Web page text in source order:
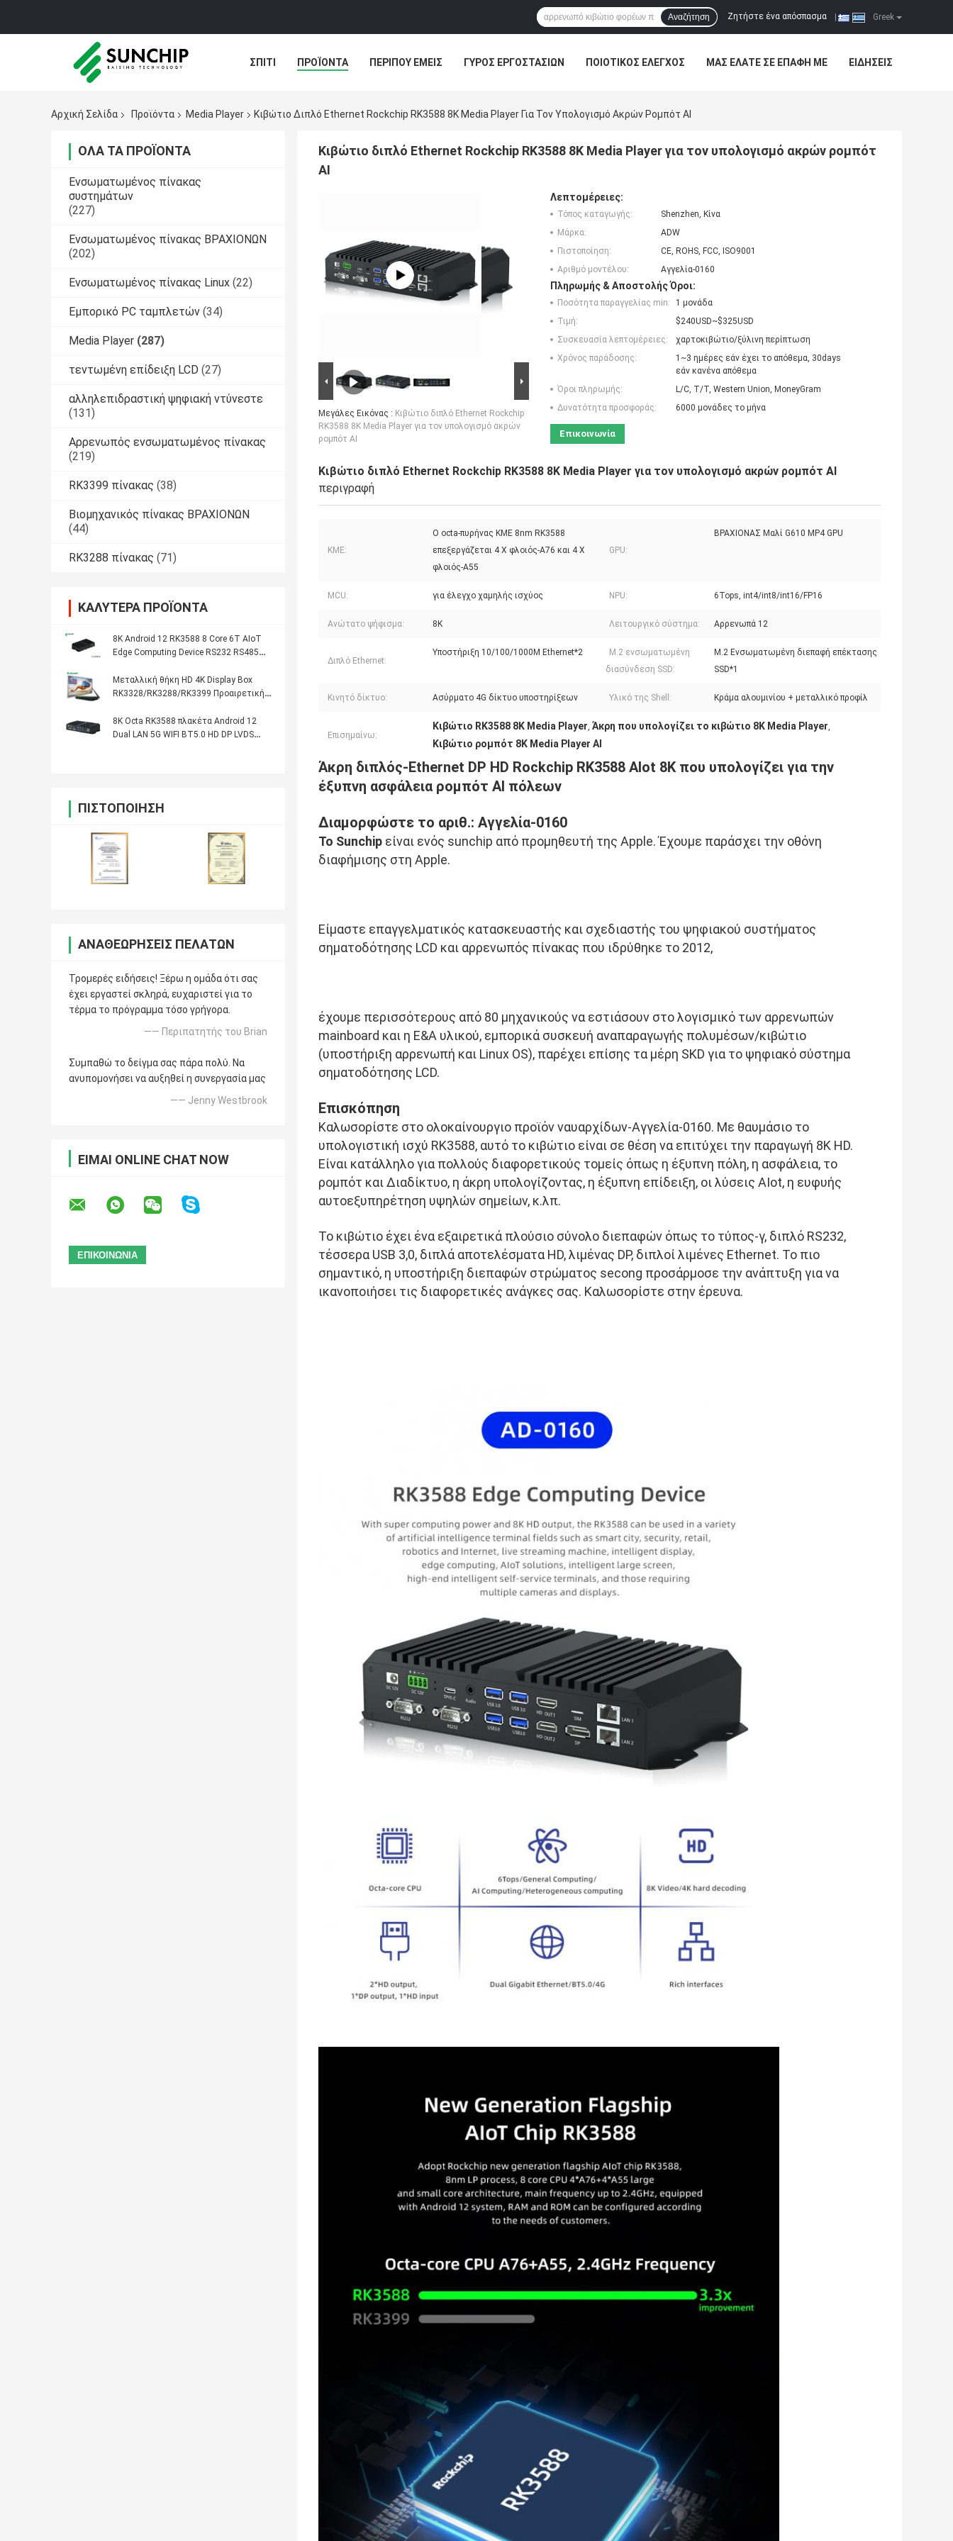
Greek
Ζητήστε ένα απόσπασμα
Αναζήτηση
ΣΠΊΤΙ ΠΡΟΪΌΝΤΑ ΠΕΡΊΠΟΥ ΕΜΕΊΣ ΓΎΡΟΣ ΕΡΓΟΣΤΑΣΊΩΝ ΠΟΙΟΤΙΚΌΣ ΈΛΕΓΧΟΣ ΜΑΣ ΕΛΆΤΕ ΣΕ ΕΠΑΦΉ ΜΕ ΕΙΔΉΣΕΙΣ
Αρχική Σελίδα
Προϊόντα Media Player Κιβώτιο Διπλό Ethernet Rockchip RK3588 8K Media Player Για Τον Υπολογισμό Ακρών Ρομπότ AI
ΌΛΑ ΤΑ ΠΡΟΪΌΝΤΑ
Ενσωματωμένος πίνακας
συστημάτων
(227)
Ενσωματωμένος πίνακας ΒΡΑΧΙΟΝΩΝ
(202)
Ενσωματωμένος πίνακας Linux (22)
Εμπορικό PC ταμπλετών (34)
Media Player (287)
τεντωμένη επίδειξη LCD (27)
αλληλεπιδραστική ψηφιακή ντύνεστε
(131)
Αρρενωπός ενσωματωμένος πίνακας
(219)
RK3399 πίνακας (38)
Βιομηχανικός πίνακας ΒΡΑΧΙΟΝΩΝ
(44)
RK3288 πίνακας (71)
ΚΑΛΎΤΕΡΑ ΠΡΟΪΌΝΤΑ
8K Android 12 RK3588 8 Core 6T AIoT
Edge Computing Device RS232 RS485
Μεταλλική θήκη HD 4K Display Box
RK3328/RK3288/RK3399 Προαιρετική
8K Octa RK3588 πλακέτα Android 12
Dual LAN 5G WIFI BT5.0 HD DP LVDS
ΠΙΣΤΟΠΟΊΗΣΗ
ΑΝΑΘΕΩΡΉΣΕΙΣ ΠΕΛΑΤΏΝ
Τρομερές ειδήσεις! Ξέρω η ομάδα ότι σας
έχει εργαστεί σκληρά, ευχαριστεί για το
τέρμα το πρόγραμμα τόσο γρήγορα.
—— Περιπατητής του Brian
Συμπαθώ το δείγμα σας πάρα πολύ. Να
ανυπομονήσει να αυξηθεί η συνεργασία μας
—— Jenny Westbrook
ΕΊΜΑΙ ONLINE CHAT NOW
Κιβώτιο διπλό Ethernet Rockchip RK3588 8K Media Player για τον υπολογισμό ακρών ρομπότ
AI
Μεγάλες Εικόνας : Κιβώτιο διπλό Ethernet Rockchip
RK3588 8K Media Player για τον υπολογισμό ακρών
ρομπότ AI
Λεπτομέρειες:
Τόπος καταγωγής:
Shenzhen, Κίνα
Μάρκα:
ADW
Πιστοποίηση:
CE, ROHS, FCC, ISO9001
Αριθμό μοντέλου:
Αγγελία-0160
Πληρωμής & Αποστολής Όροι:
Ποσότητα παραγγελίας min:
1 μονάδα
Τιμή:
$240USD~$325USD
Συσκευασία λεπτομέρειες:
χαρτοκιβώτιο/ξύλινη περίπτωση
Χρόνος παράδοσης:
1~3 ημέρες εάν έχει το απόθεμα, 30days
εάν κανένα απόθεμα
Όροι πληρωμής:
L/C, T/T, Western Union, MoneyGram
Δυνατότητα προσφοράς:
6000 μονάδες το μήνα
Επικοινωνία
Κιβώτιο διπλό Ethernet Rockchip RK3588 8K Media Player για τον υπολογισμό ακρών ρομπότ AI
περιγραφή
ΚΜΕ:
Ο octa-πυρήνας ΚΜΕ 8nm RK3588
επεξεργάζεται 4 Χ φλοιός-A76 και 4 Χ
φλοιός-A55
GPU:
ΒΡΑΧΙΟΝΑΣ Μαλί G610 MP4 GPU
MCU: για έλεγχο χαμηλής ισχύος NPU: 6Tops, int4/int8/int16/FP16
Ανώτατο ψήφισμα: 8K Λειτουργικό σύστημα: Αρρενωπά 12
Διπλό Ethernet:
Υποστήριξη 10/100/1000M Ethernet*2
M.2 ενσωματωμένη
διασύνδεση SSD:
M.2 Ενσωματωμένη διεπαφή επέκτασης
SSD*1
Κινητό δίκτυο: Ασύρματο 4G δίκτυο υποστηρίξεων Υλικό της Shell: Κράμα αλουμινίου + μεταλλικό προφίλ
Επισημαίνω:
Κιβώτιο RK3588 8K Media Player, Άκρη που υπολογίζει το κιβώτιο 8K Media Player,
Κιβώτιο ρομπότ 8K Media Player AI
Άκρη διπλός-Ethernet DP HD Rockchip RK3588 AIot 8K που υπολογίζει για την
έξυπνη ασφάλεια ρομπότ AI πόλεων
Διαμορφώστε το αριθ.: Αγγελία-0160
Το Sunchip είναι ενός sunchip από προμηθευτή της Apple. Έχουμε παράσχει την οθόνη
διαφήμισης στη Apple.
Είμαστε επαγγελματικός κατασκευαστής και σχεδιαστής του ψηφιακού συστήματος
σηματοδότησης LCD και αρρενωπός πίνακας που ιδρύθηκε το 2012,
έχουμε περισσότερους από 80 μηχανικούς να εστιάσουν στο λογισμικό των αρρενωπών
mainboard και η Ε&Α υλικού, εμπορικά συσκευή αναπαραγωγής πολυμέσων/κιβώτιο
(υποστήριξη αρρενωπή και Linux OS), παρέχει επίσης τα μέρη SKD για το ψηφιακό σύστημα
σηματοδότησης LCD.
Επισκόπηση
Καλωσορίστε στο ολοκαίνουργιο προϊόν ναυαρχίδων-Αγγελία-0160. Με θαυμάσιο το
υπολογιστική ισχύ RK3588, αυτό το κιβώτιο είναι σε θέση να επιτύχει την παραγωγή 8K HD.
Είναι κατάλληλο για πολλούς διαφορετικούς τομείς όπως η έξυπνη πόλη, η ασφάλεια, το
ρομπότ και Διαδίκτυο, η άκρη υπολογίζοντας, η έξυπνη επίδειξη, οι λύσεις AIot, η ευφυής
αυτοεξυπηρέτηση υψηλών σημείων, κ.λπ.
Το κιβώτιο έχει ένα εξαιρετικά πλούσιο σύνολο διεπαφών όπως το τύπος-γ, διπλό RS232,
τέσσερα USB 3,0, διπλά αποτελέσματα HD, λιμένας DP, διπλοί λιμένες Ethernet. Το πιο
σημαντικό, η υποστήριξη διεπαφών στρώματος secong προσάρμοσε την ανάπτυξη για να
ικανοποιήσει τις διαφορετικές ανάγκες σας. Καλωσορίστε στην έρευνα.